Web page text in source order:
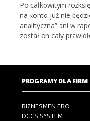
Po całkowitym
na konto już nie
analityczna” ani w
został on cały
PROGRAMY DLA FIRM
BIZNESMEN PRO
DGCS SYSTEM